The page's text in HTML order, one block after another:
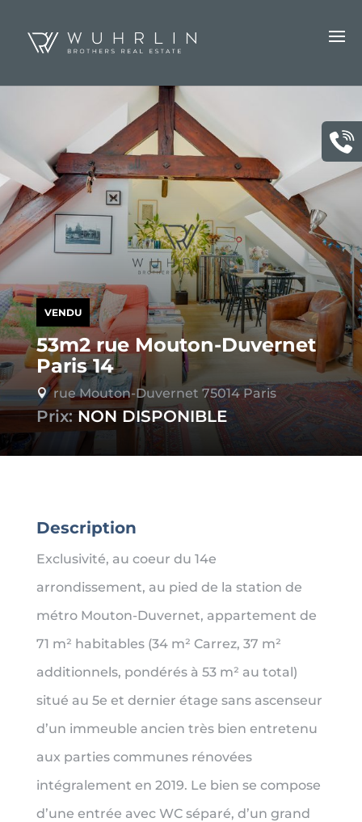
VENDU
53m2 rue Mouton-Duvernet
Paris 14
 rue Mouton-Duvernet 75014 Paris
Prix: NON DISPONIBLE
Description
Exclusivité, au coeur du 14e
arrondissement, au pied de la station de
métro Mouton-Duvernet, appartement de
71 m² habitables (34 m² Carrez, 37 m²
additionnels, pondérés à 53 m² au total)
situé au 5e et dernier étage sans ascenseur
d’un immeuble ancien très bien entretenu
aux parties communes rénovées
intégralement en 2019. Le bien se compose
d’une entrée avec WC séparé, d’un grand